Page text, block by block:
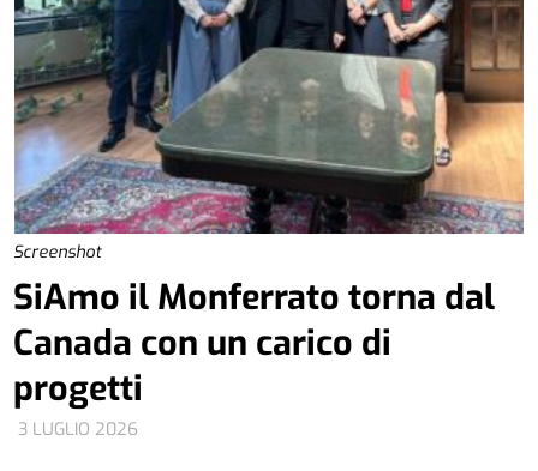
Screenshot
3 LUGLIO 2026
SiAmo il Monferrato torna dal
Canada con un carico di
progetti